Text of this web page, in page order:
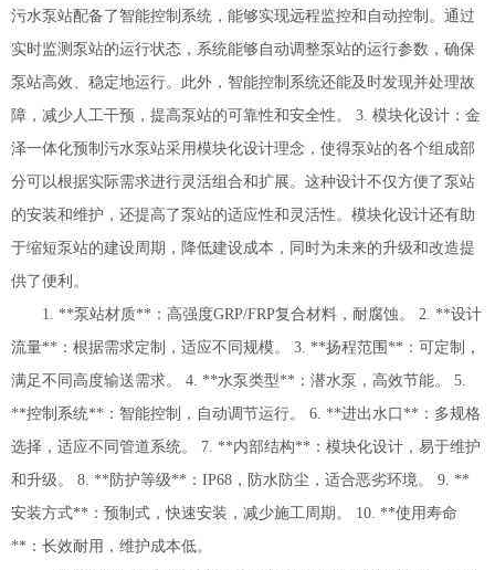
污水泵站配备了智能控制系统，能够实现远程监控和自动控制。通过
实时监测泵站的运行状态，系统能够自动调整泵站的运行参数，确保
泵站高效、稳定地运行。此外，智能控制系统还能及时发现并处理故
障，减少人工干预，提高泵站的可靠性和安全性。 3. 模块化设计：金
泽一体化预制污水泵站采用模块化设计理念，使得泵站的各个组成部
分可以根据实际需求进行灵活组合和扩展。这种设计不仅方便了泵站
的安装和维护，还提高了泵站的适应性和灵活性。模块化设计还有助
于缩短泵站的建设周期，降低建设成本，同时为未来的升级和改造提
供了便利。
1. **泵站材质**：高强度GRP/FRP复合材料，耐腐蚀。 2. **设计
流量**：根据需求定制，适应不同规模。 3. **扬程范围**：可定制，
满足不同高度输送需求。 4. **水泵类型**：潜水泵，高效节能。 5.
**控制系统**：智能控制，自动调节运行。 6. **进出水口**：多规格
选择，适应不同管道系统。 7. **内部结构**：模块化设计，易于维护
和升级。 8. **防护等级**：IP68，防水防尘，适合恶劣环境。 9. **
安装方式**：预制式，快速安装，减少施工周期。 10. **使用寿命
**：长效耐用，维护成本低。